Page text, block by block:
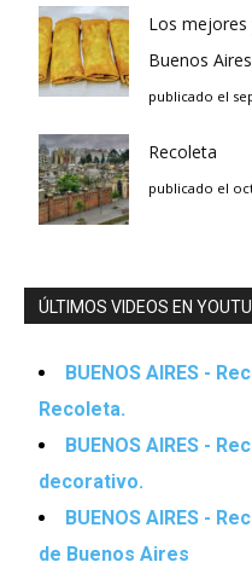
Los mejores
Buenos Aires
publicado el
Recoleta
publicado el
ÚLTIMOS VIDEOS EN
BUENOS AIRES -
Recoleta.
BUENOS AIRES -
decorativo.
BUENOS AIRES -
de Buenos Aires